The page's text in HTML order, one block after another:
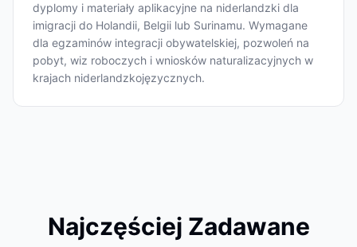
dyplomy i materiały aplikacyjne na niderlandzki dla
imigracji do Holandii, Belgii lub Surinamu. Wymagane
dla egzaminów integracji obywatelskiej, pozwoleń na
pobyt, wiz roboczych i wniosków naturalizacyjnych w
krajach niderlandzkojęzycznych.
Najczęściej Zadawane